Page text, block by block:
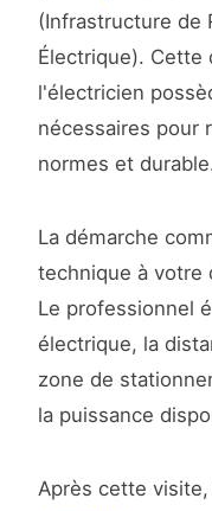
(Infrastructure de
Électrique). Cette
l'électricien
nécessaires pour
normes et
La démarche
technique à votre
Le professionnel
électrique, la
zone de
la puissance
Après cette